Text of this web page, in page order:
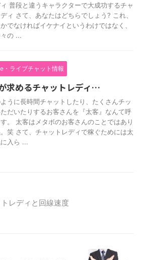
ィ 普段と違うキャラクターで大成功するチャ
ィ さて、あなたはどちらでしょう? これ、
でなければイケナイというわけではなく、
の ...
・ライブチャット情報
求めるチャットレディ…
うに長時間チャットしたり、たくさんチッ
だいたりするお客さんを『太客』なんて呼
。 太客はメタボのお客さんのことではあり
。笑 さて、チャットレディで稼ぐためには太
入ら ...
レディと回線速度